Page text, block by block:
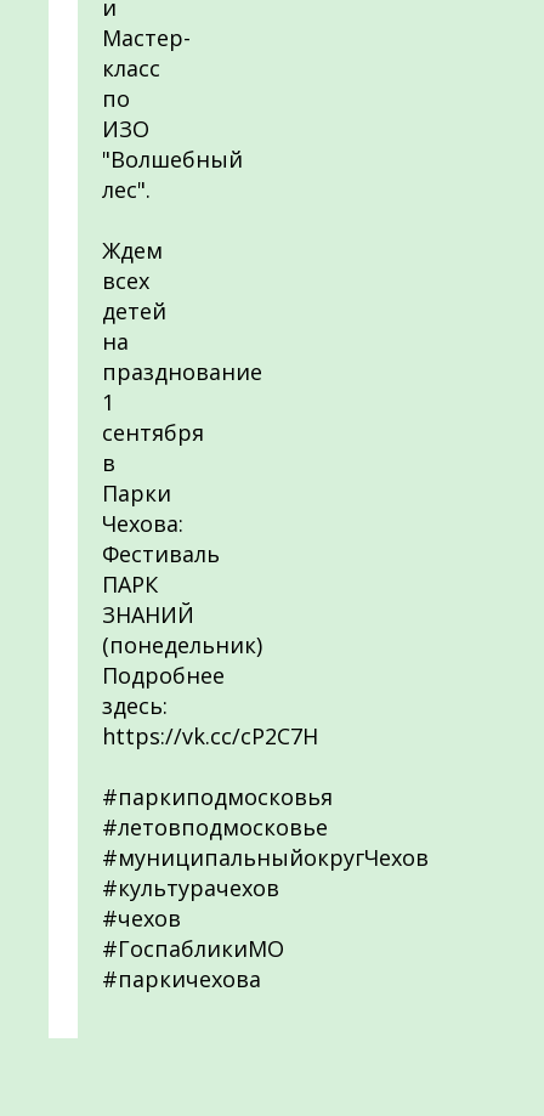
и
Мастер-
класс
по
ИЗО
"Волшебный
лес".
Ждем
всех
детей
на
празднование
1
сентября
в
Парки
Чехова:
Фестиваль
ПАРК
ЗНАНИЙ
(понедельник)
Подробнее
здесь:
https://vk.cc/cP2C7H
#паркиподмосковья
#летовподмосковье
#муниципальныйокругЧехов
#культурачехов
#чехов
#ГоспабликиМО
#паркичехова